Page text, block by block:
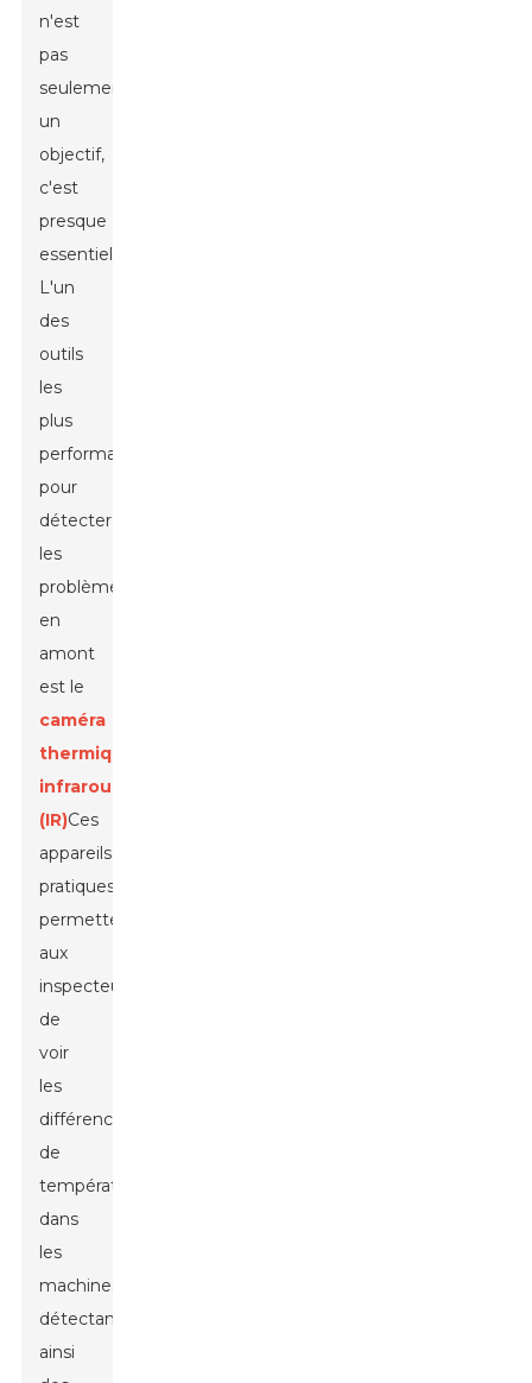
n'est
pas
seulement
un
objectif,
c'est
presque
essentiel.
L'un
des
outils
les
plus
performants
pour
détecter
les
problèmes
en
amont
est le
caméra
thermique
infrarouge
(IR)Ces
appareils
pratiques
permettent
aux
inspecteurs
de
voir
les
différences
de
température
dans
les
machines,
détectant
ainsi